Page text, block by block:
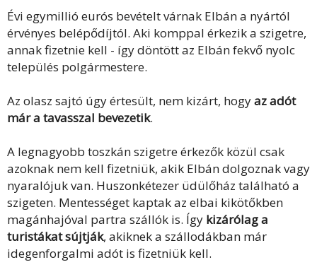
Évi egymillió eurós bevételt várnak Elbán a nyártól
érvényes belépődíjtól. Aki komppal érkezik a szigetre,
annak fizetnie kell - így döntött az Elbán fekvő nyolc
település polgármestere.
Az olasz sajtó úgy értesült, nem kizárt, hogyaz adót
már a tavasszal bevezetik.
A legnagyobb toszkán szigetre érkezők közül csak
azoknak nem kell fizetniük, akik Elbán dolgoznak vagy
nyaralójuk van. Huszonkétezer üdülőház található a
szigeten. Mentességet kaptak az elbai kikötőkben
magánhajóval partra szállók is. Így kizárólag a
turistákat sújtják, akiknek a szállodákban már
idegenforgalmi adót is fizetniük kell.